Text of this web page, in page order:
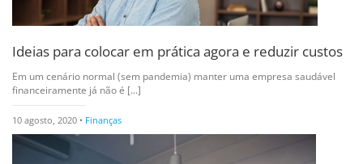
Ideias para colocar em prática agora e reduzir custos
Em um cenário normal (sem pandemia) manter uma empresa saudável
financeiramente já não é [...]
10 agosto, 2020 • Finanças